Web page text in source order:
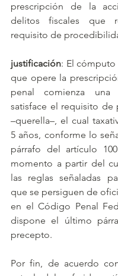
prescripción de la
delitos fiscales que
requisito de
justificación: El
que opere la
penal comienza
satisface el requisito de
–querella–, el cual
5 años, conforme lo
párrafo del artículo
momento a partir del
las reglas señaladas
que se persiguen de
en el Código Penal
dispone el último
precepto.
Por fin, de acuerdo